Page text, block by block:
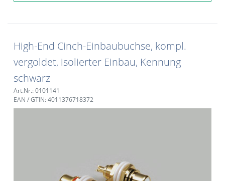
High-End Cinch-Einbaubuchse, kompl.
vergoldet, isolierter Einbau, Kennung
schwarz
Art.Nr.: 0101141
EAN / GTIN: 4011376718372